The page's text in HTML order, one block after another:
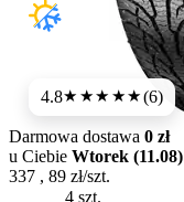
4.8★★★★★(6)
Dostępność:
Darmowa dostawa 0 zł
u Ciebie Wtorek (11.08)
337 , 89 zł/szt.